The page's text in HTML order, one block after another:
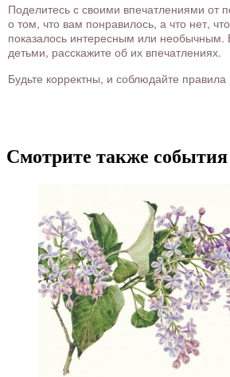
Поделитесь с своими впечатлениями от
о том, что вам понравилось, а что нет,
показалось интересным или необычным.
детьми, расскажите об их впечатлениях.
Будьте корректны, и соблюдайте
Смотрите также события